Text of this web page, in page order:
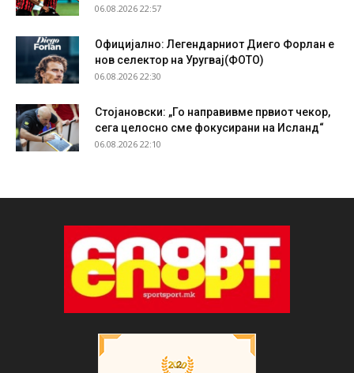
06.08.2026 22:57
Официјално: Легендарниот Диего Форлан е
нов селектор на Уругвај(ФОТО)
06.08.2026 22:30
Стојановски: „Го направивме првиот чекор,
сега целосно сме фокусирани на Исланд“
06.08.2026 22:10